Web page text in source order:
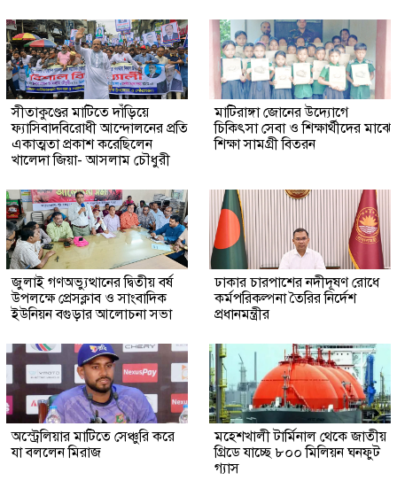
সীতাকুণ্ডের মাটিতে দাঁড়িয়ে
ফ্যাসিবাদবিরোধী আন্দোলনের প্রতি
একাত্মতা প্রকাশ করেছিলেন
খালেদা জিয়া- আসলাম চৌধুরী
মাটিরাঙ্গা জোনের উদ্যোগে
চিকিৎসা সেবা ও শিক্ষার্থীদের মাঝে
শিক্ষা সামগ্রী বিতরন
জুলাই গণঅভ্যুত্থানের দ্বিতীয় বর্ষ
উপলক্ষে প্রেসক্লাব ও সাংবাদিক
ইউনিয়ন বগুড়ার আলোচনা সভা
ঢাকার চারপাশের নদীদূষণ রোধে
কর্মপরিকল্পনা তৈরির নির্দেশ
প্রধানমন্ত্রীর
অস্ট্রেলিয়ার মাটিতে সেঞ্চুরি করে
যা বললেন মিরাজ
মহেশখালী টার্মিনাল থেকে জাতীয়
গ্রিডে যাচ্ছে ৮০০ মিলিয়ন ঘনফুট
গ্যাস